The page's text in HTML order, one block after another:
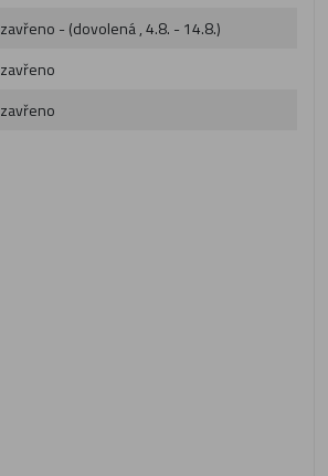
zavřeno - (dovolená , 4.8. - 14.8.)
zavřeno
zavřeno